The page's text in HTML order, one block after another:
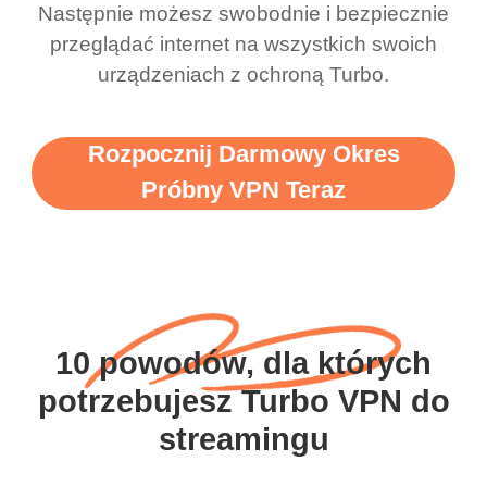
Następnie możesz swobodnie i bezpiecznie
przeglądać internet na wszystkich swoich
urządzeniach z ochroną Turbo.
Rozpocznij Darmowy Okres
Próbny VPN Teraz
10 powodów, dla których
potrzebujesz Turbo VPN do
streamingu